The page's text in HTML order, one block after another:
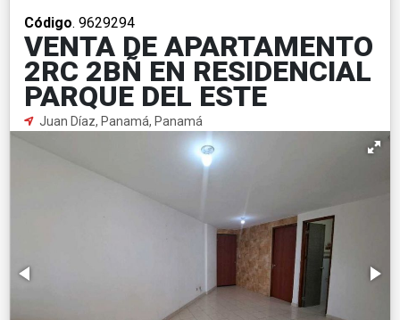
Código. 9629294
VENTA DE APARTAMENTO
2RC 2BÑ EN RESIDENCIAL
PARQUE DEL ESTE
Juan Díaz, Panamá, Panamá